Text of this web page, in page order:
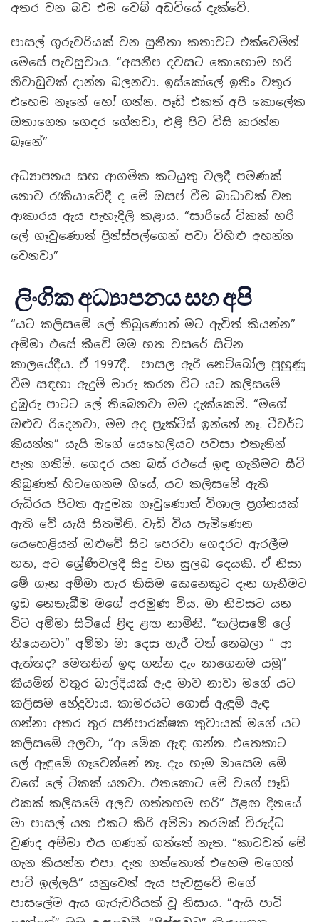
අතර වන බව එම වෙබ් අඩවියේ දැක්වේ.
පාසල් ගුරුවරියක් වන සුනීතා කතාවට එක්වෙමින්
මෙසේ පැවසුවාය. “අසනීප දවසට කොහොම හරි
නිවාඩුවක් දාන්න බලනවා. ඉස්කෝලේ ඉතිං වතුර
එහෙම නෑනේ හෝ ගන්න. පෑඩ් එකත් අපි කොලේක
ඔතාගෙන ගෙදර ගේනවා, එළි පිට විසි කරන්න
බෑනේ”
අධ්‍යාපනය සහ ආගමික කටයුතු වලදී පමණක්
නොව රැකියාවේදී ද මේ ඔසප් වීම බාධාවක් වන
ආකාරය ඇය පැහැදිලි කළාය. “සාරියේ ටිකක් හරි
ලේ ගෑවුණොත් ප්‍රින්ස්පල්ගෙන් පවා විහිළු අහන්න
වෙනවා”
ලිංගික අධ්‍යාපනය සහ අපි
“යට කලිසමේ ලේ තිබුණොත් මට ඇවිත් කියන්න”
අම්මා එසේ කීවේ මම හත වසරේ සිටින
කාලයේදීය. ඒ 1997දී. පාසල ඇරී නෙට්බෝල පුහුණු
වීම සඳහා ඇදුම් මාරු කරන විට යට කලිසමේ
දුඹුරු පාටට ලේ තිබෙනවා මම දැක්කෙමි. “මගේ
ඔළුව රිදෙනවා, මම අද ප්‍රැක්ටිස් ඉන්නේ නෑ. ටීචර්ට
කියන්න” යැයි මගේ යෙහෙලියට පවසා එතැනින්
පැන ගතිමි. ගෙදර යන බස් රථයේ ඉඳ ගැනීමට සීටි
තිබුණත් හිටගෙනම ගියේ, යට කලිසමේ ඇති
රුධිරය පිටත ඇදුමක ගෑවුණොත් විශාල ප්‍රශ්නයක්
ඇති වේ යැයි සිතමිනි. වැඩි විය පැමිණෙන
යෙහෙළියන් ඔළුවේ සිට පෙරවා ගෙදරට ඇරලීම
හත, අට ශ්‍රේණිවලදී සිදු වන සුලබ දෙයකි. ඒ නිසා
මේ ගැන අම්මා හැර කිසිම කෙනෙකුට දැන ගැනීමට
ඉඩ නෙතැබීම මගේ අරමුණ විය. මා නිවසට යන
විට අම්මා සිටියේ ළිඳ ළඟ නාමිනි. “කලිසමේ ලේ
තියෙනවා” අම්මා මා දෙස හැරී වත් නෙබලා “ ආ
ඇත්තද? මෙතනින් ඉඳ ගන්න දැං නාගෙනම යමු”
කියමින් වතුර බාල්දියක් ඇද මාව නාවා මගේ යට
කලිසම හේදුවාය. කාමරයට ගොස් ඇඳුම් ඇඳ
ගන්නා අතර තුර සනීපාරක්ෂක තුවායක් මගේ යට
කලිසමේ අලවා, “ආ මේක ඇඳ ගන්න. එතෙකාට
ලේ ඇඳුමේ ගෑවෙන්නේ නෑ. දැං හැම මාසෙම මේ
වගේ ලේ ටිකක් යනවා. එතකොට මේ වගේ පෑඩ්
එකක් කලිසමේ අලව ගත්තහම හරි” ඊළඟ දිනයේ
මා පාසල් යන එකට කිරි අම්මා තරමක් විරුද්ධ
වුණද අම්මා එය ගණන් ගත්තේ නැත. “කාටවත් මේ
ගැන කියන්න එපා. දැන ගත්තොත් එහෙම මගෙන්
පාටි ඉල්ලයි” යනුවෙන් ඇය පැවසුවේ මගේ
පාසලේම ඇය ගැරුවරියක් වූ නිසාය. “ඇයි පාටි